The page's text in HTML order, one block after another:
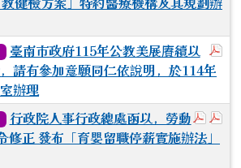
臺南市政府115年公教美展賡續以
請有參加意願同仁依說明，於114年
辦理
於彈
行政院人事行政總處函以，勞動
正 發布「育嬰留職停薪實施辦法」